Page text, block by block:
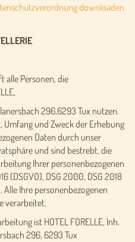
downloaden.
alle Personen, die
296,6293 Tux nutzen.
und Zweck der Erhebung
Daten durch unser
und sind bestrebt, die
Ihrer personenbezogenen
(DSGVO), DSG 2000, DSG 2018
Ihre personenbezogenen
verarbeitet.
ist HOTEL FORELLE, Inh.
296, 6293 Tux